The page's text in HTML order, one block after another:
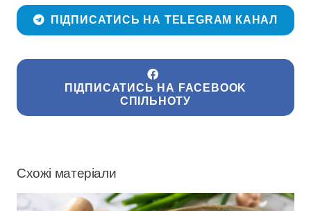
ПІДПИСАТИСЬ НА TELEGRAM КАНАЛ
ПІДПИСАТИСЬ НА FACEBOOK
СПІЛЬНОТУ
Схожі матеріали